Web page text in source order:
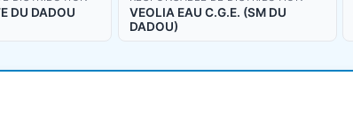
DU DADOU
VEOLIA EAU C.G.E. (SM DU
DADOU)